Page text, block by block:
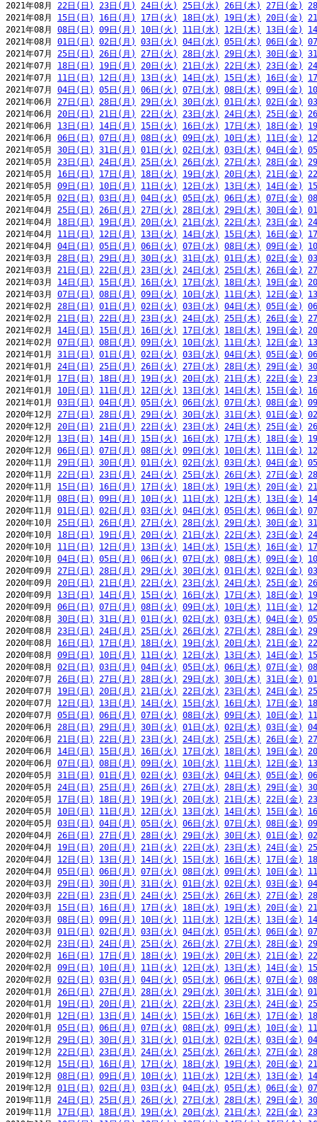
2021年08月 22日(日) 23日(月) 24日(火) 25日(水) 26日(木) 27日(金)
2021年08月 15日(日) 16日(月) 17日(火) 18日(水) 19日(木) 20日(金)
2021年08月 08日(日) 09日(月) 10日(火) 11日(水) 12日(木) 13日(金)
2021年08月 01日(日) 02日(月) 03日(火) 04日(水) 05日(木) 06日(金)
2021年07月 25日(日) 26日(月) 27日(火) 28日(水) 29日(木) 30日(金)
2021年07月 18日(日) 19日(月) 20日(火) 21日(水) 22日(木) 23日(金)
2021年07月 11日(日) 12日(月) 13日(火) 14日(水) 15日(木) 16日(金)
2021年07月 04日(日) 05日(月) 06日(火) 07日(水) 08日(木) 09日(金)
2021年06月 27日(日) 28日(月) 29日(火) 30日(水) 01日(木) 02日(金)
2021年06月 20日(日) 21日(月) 22日(火) 23日(水) 24日(木) 25日(金)
2021年06月 13日(日) 14日(月) 15日(火) 16日(水) 17日(木) 18日(金)
2021年06月 06日(日) 07日(月) 08日(火) 09日(水) 10日(木) 11日(金)
2021年05月 30日(日) 31日(月) 01日(火) 02日(水) 03日(木) 04日(金)
2021年05月 23日(日) 24日(月) 25日(火) 26日(水) 27日(木) 28日(金)
2021年05月 16日(日) 17日(月) 18日(火) 19日(水) 20日(木) 21日(金)
2021年05月 09日(日) 10日(月) 11日(火) 12日(水) 13日(木) 14日(金)
2021年05月 02日(日) 03日(月) 04日(火) 05日(水) 06日(木) 07日(金)
2021年04月 25日(日) 26日(月) 27日(火) 28日(水) 29日(木) 30日(金)
2021年04月 18日(日) 19日(月) 20日(火) 21日(水) 22日(木) 23日(金)
2021年04月 11日(日) 12日(月) 13日(火) 14日(水) 15日(木) 16日(金)
2021年04月 04日(日) 05日(月) 06日(火) 07日(水) 08日(木) 09日(金)
2021年03月 28日(日) 29日(月) 30日(火) 31日(水) 01日(木) 02日(金)
2021年03月 21日(日) 22日(月) 23日(火) 24日(水) 25日(木) 26日(金)
2021年03月 14日(日) 15日(月) 16日(火) 17日(水) 18日(木) 19日(金)
2021年03月 07日(日) 08日(月) 09日(火) 10日(水) 11日(木) 12日(金)
2021年02月 28日(日) 01日(月) 02日(火) 03日(水) 04日(木) 05日(金)
2021年02月 21日(日) 22日(月) 23日(火) 24日(水) 25日(木) 26日(金)
2021年02月 14日(日) 15日(月) 16日(火) 17日(水) 18日(木) 19日(金)
2021年02月 07日(日) 08日(月) 09日(火) 10日(水) 11日(木) 12日(金)
2021年01月 31日(日) 01日(月) 02日(火) 03日(水) 04日(木) 05日(金)
2021年01月 24日(日) 25日(月) 26日(火) 27日(水) 28日(木) 29日(金)
2021年01月 17日(日) 18日(月) 19日(火) 20日(水) 21日(木) 22日(金)
2021年01月 10日(日) 11日(月) 12日(火) 13日(水) 14日(木) 15日(金)
2021年01月 03日(日) 04日(月) 05日(火) 06日(水) 07日(木) 08日(金)
2020年12月 27日(日) 28日(月) 29日(火) 30日(水) 31日(木) 01日(金)
2020年12月 20日(日) 21日(月) 22日(火) 23日(水) 24日(木) 25日(金)
2020年12月 13日(日) 14日(月) 15日(火) 16日(水) 17日(木) 18日(金)
2020年12月 06日(日) 07日(月) 08日(火) 09日(水) 10日(木) 11日(金)
2020年11月 29日(日) 30日(月) 01日(火) 02日(水) 03日(木) 04日(金)
2020年11月 22日(日) 23日(月) 24日(火) 25日(水) 26日(木) 27日(金)
2020年11月 15日(日) 16日(月) 17日(火) 18日(水) 19日(木) 20日(金)
2020年11月 08日(日) 09日(月) 10日(火) 11日(水) 12日(木) 13日(金)
2020年11月 01日(日) 02日(月) 03日(火) 04日(水) 05日(木) 06日(金)
2020年10月 25日(日) 26日(月) 27日(火) 28日(水) 29日(木) 30日(金)
2020年10月 18日(日) 19日(月) 20日(火) 21日(水) 22日(木) 23日(金)
2020年10月 11日(日) 12日(月) 13日(火) 14日(水) 15日(木) 16日(金)
2020年10月 04日(日) 05日(月) 06日(火) 07日(水) 08日(木) 09日(金)
2020年09月 27日(日) 28日(月) 29日(火) 30日(水) 01日(木) 02日(金)
2020年09月 20日(日) 21日(月) 22日(火) 23日(水) 24日(木) 25日(金)
2020年09月 13日(日) 14日(月) 15日(火) 16日(水) 17日(木) 18日(金)
2020年09月 06日(日) 07日(月) 08日(火) 09日(水) 10日(木) 11日(金)
2020年08月 30日(日) 31日(月) 01日(火) 02日(水) 03日(木) 04日(金)
2020年08月 23日(日) 24日(月) 25日(火) 26日(水) 27日(木) 28日(金)
2020年08月 16日(日) 17日(月) 18日(火) 19日(水) 20日(木) 21日(金)
2020年08月 09日(日) 10日(月) 11日(火) 12日(水) 13日(木) 14日(金)
2020年08月 02日(日) 03日(月) 04日(火) 05日(水) 06日(木) 07日(金)
2020年07月 26日(日) 27日(月) 28日(火) 29日(水) 30日(木) 31日(金)
2020年07月 19日(日) 20日(月) 21日(火) 22日(水) 23日(木) 24日(金)
2020年07月 12日(日) 13日(月) 14日(火) 15日(水) 16日(木) 17日(金)
2020年07月 05日(日) 06日(月) 07日(火) 08日(水) 09日(木) 10日(金)
2020年06月 28日(日) 29日(月) 30日(火) 01日(水) 02日(木) 03日(金)
2020年06月 21日(日) 22日(月) 23日(火) 24日(水) 25日(木) 26日(金)
2020年06月 14日(日) 15日(月) 16日(火) 17日(水) 18日(木) 19日(金)
2020年06月 07日(日) 08日(月) 09日(火) 10日(水) 11日(木) 12日(金)
2020年05月 31日(日) 01日(月) 02日(火) 03日(水) 04日(木) 05日(金)
2020年05月 24日(日) 25日(月) 26日(火) 27日(水) 28日(木) 29日(金)
2020年05月 17日(日) 18日(月) 19日(火) 20日(水) 21日(木) 22日(金)
2020年05月 10日(日) 11日(月) 12日(火) 13日(水) 14日(木) 15日(金)
2020年05月 03日(日) 04日(月) 05日(火) 06日(水) 07日(木) 08日(金)
2020年04月 26日(日) 27日(月) 28日(火) 29日(水) 30日(木) 01日(金)
2020年04月 19日(日) 20日(月) 21日(火) 22日(水) 23日(木) 24日(金)
2020年04月 12日(日) 13日(月) 14日(火) 15日(水) 16日(木) 17日(金)
2020年04月 05日(日) 06日(月) 07日(火) 08日(水) 09日(木) 10日(金)
2020年03月 29日(日) 30日(月) 31日(火) 01日(水) 02日(木) 03日(金)
2020年03月 22日(日) 23日(月) 24日(火) 25日(水) 26日(木) 27日(金)
2020年03月 15日(日) 16日(月) 17日(火) 18日(水) 19日(木) 20日(金)
2020年03月 08日(日) 09日(月) 10日(火) 11日(水) 12日(木) 13日(金)
2020年03月 01日(日) 02日(月) 03日(火) 04日(水) 05日(木) 06日(金)
2020年02月 23日(日) 24日(月) 25日(火) 26日(水) 27日(木) 28日(金)
2020年02月 16日(日) 17日(月) 18日(火) 19日(水) 20日(木) 21日(金)
2020年02月 09日(日) 10日(月) 11日(火) 12日(水) 13日(木) 14日(金)
2020年02月 02日(日) 03日(月) 04日(火) 05日(水) 06日(木) 07日(金)
2020年01月 26日(日) 27日(月) 28日(火) 29日(水) 30日(木) 31日(金)
2020年01月 19日(日) 20日(月) 21日(火) 22日(水) 23日(木) 24日(金)
2020年01月 12日(日) 13日(月) 14日(火) 15日(水) 16日(木) 17日(金)
2020年01月 05日(日) 06日(月) 07日(火) 08日(水) 09日(木) 10日(金)
2019年12月 29日(日) 30日(月) 31日(火) 01日(水) 02日(木) 03日(金)
2019年12月 22日(日) 23日(月) 24日(火) 25日(水) 26日(木) 27日(金)
2019年12月 15日(日) 16日(月) 17日(火) 18日(水) 19日(木) 20日(金)
2019年12月 08日(日) 09日(月) 10日(火) 11日(水) 12日(木) 13日(金)
2019年12月 01日(日) 02日(月) 03日(火) 04日(水) 05日(木) 06日(金)
2019年11月 24日(日) 25日(月) 26日(火) 27日(水) 28日(木) 29日(金)
2019年11月 17日(日) 18日(月) 19日(火) 20日(水) 21日(木) 22日(金)